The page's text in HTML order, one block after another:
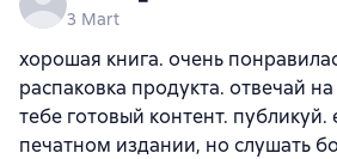
3 Mart
хорошая книга. очень
распаковка продукта. отвечай
тебе готовый контент. публикуй.
печатном издании, но слушать